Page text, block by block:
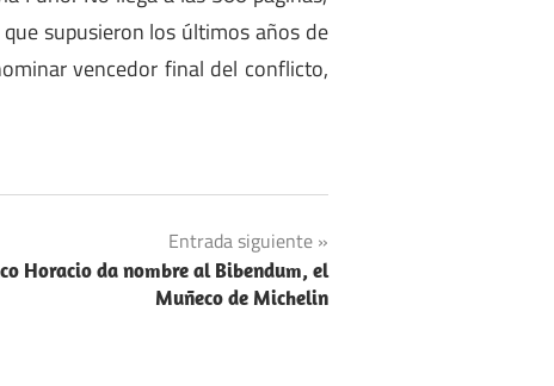
supusieron los últimos años de
vencedor final del conflicto,
Entrada siguiente
Horacio da nombre al Bibendum, el
Muñeco de Michelin